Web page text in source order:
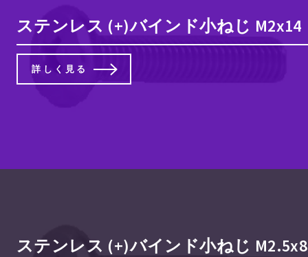
ステンレス (+)バインド小ねじ M2x14
詳しく見る
ステンレス (+)バインド小ねじ